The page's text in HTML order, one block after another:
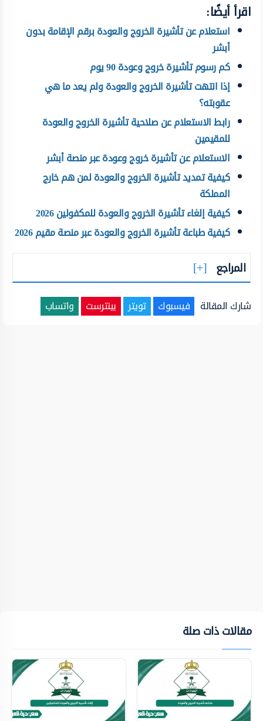
اقرأ أيضًا:
استعلام عن تأشيرة الخروج والعودة برقم الإقامة بدون
أبشر
كم رسوم تأشيرة خروج وعودة 90 يوم
إذا انتهت تأشيرة الخروج والعودة ولم يعد ما هي
عقوبته؟
رابط الاستعلام عن صلاحية تأشيرة الخروج والعودة
للمقيمين
الاستعلام عن تأشيرة خروج وعودة عبر منصة أبشر
كيفية تمديد تأشيرة الخروج والعودة لمن هم خارج
المملكة
كيفية إلغاء تأشيرة الخروج والعودة للمكفولين 2026
كيفية طباعة تأشيرة الخروج والعودة عبر منصة مقيم 2026
المراجع
شارك المقالة فيسبوك تويتر بينترست واتساب
مقالات ذات صلة